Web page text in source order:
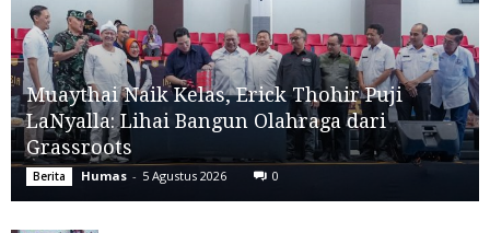
Muaythai Naik Kelas, Erick Thohir Puji
LaNyalla: Lihai Bangun Olahraga dari
Grassroots
Berita Humas - 5 Agustus 2026 0